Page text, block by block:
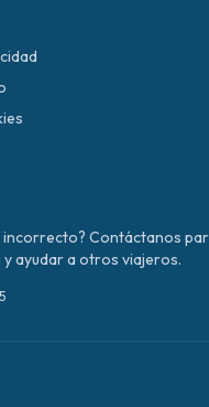
incorrecto? Contáctanos
y ayudar a otros viajeros.